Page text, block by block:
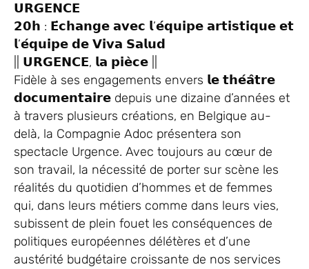
𝗨𝗥𝗚𝗘𝗡𝗖𝗘
𝟮𝟬𝗵 : 𝗘́𝗰𝗵𝗮𝗻𝗴𝗲 𝗮𝘃𝗲𝗰 𝗹’𝗲́𝗾𝘂𝗶𝗽𝗲 𝗮𝗿𝘁𝗶𝘀𝘁𝗶𝗾𝘂𝗲 𝗲𝘁
𝗹’𝗲́𝗾𝘂𝗶𝗽𝗲 𝗱𝗲 𝗩𝗶𝘃𝗮 𝗦𝗮𝗹𝘂𝗱
|| 𝗨𝗥𝗚𝗘𝗡𝗖𝗘, 𝗹𝗮 𝗽𝗶𝗲̀𝗰𝗲 ||
Fidèle à ses engagements envers 𝗹𝗲 𝘁𝗵𝗲́𝗮̂𝘁𝗿𝗲
𝗱𝗼𝗰𝘂𝗺𝗲𝗻𝘁𝗮𝗶𝗿𝗲 depuis une dizaine d’années et
à travers plusieurs créations, en Belgique au-
delà, la Compagnie Adoc présentera son
spectacle Urgence. Avec toujours au cœur de
son travail, la nécessité de porter sur scène les
réalités du quotidien d’hommes et de femmes
qui, dans leurs métiers comme dans leurs vies,
subissent de plein fouet les conséquences de
politiques européennes délétères et d’une
austérité budgétaire croissante de nos services